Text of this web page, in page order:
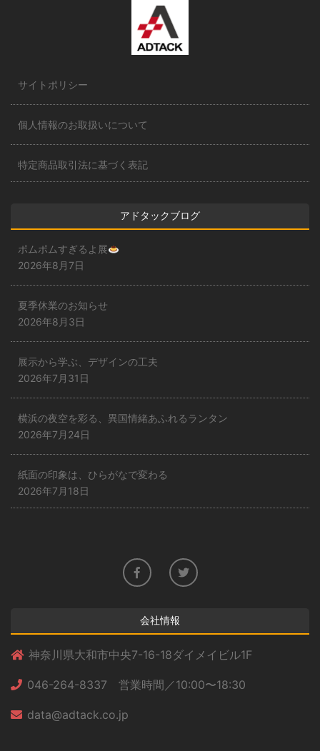
サイトポリシー
個人情報のお取扱いについて
特定商品取引法に基づく表記
アドタックブログ
ポムポムすぎるよ展
2026年8月7日
夏季休業のお知らせ
2026年8月3日
展示から学ぶ、デザインの工夫
2026年7月31日
横浜の夜空を彩る、異国情緒あふれるランタン
2026年7月24日
紙面の印象は、ひらがなで変わる
2026年7月18日
会社情報
神奈川県大和市中央7-16-18ダイメイビル1F
046-264-8337 営業時間／10:00〜18:30
data@adtack.co.jp